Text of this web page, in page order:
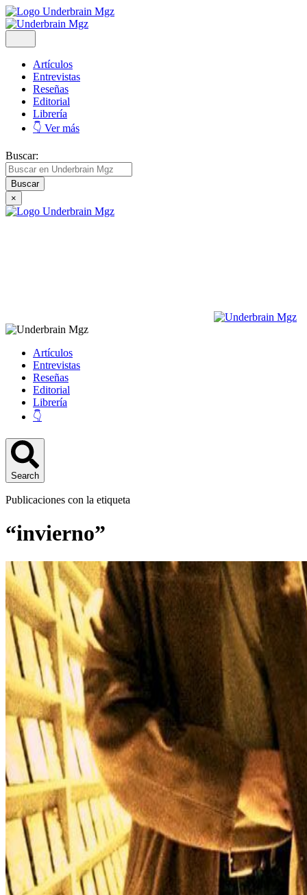
Artículos
Entrevistas
Reseñas
Editorial
Librería
👇 Ver más
Buscar:
×
Artículos
Entrevistas
Reseñas
Editorial
Librería
👇
Search
Publicaciones con la etiqueta
“invierno”